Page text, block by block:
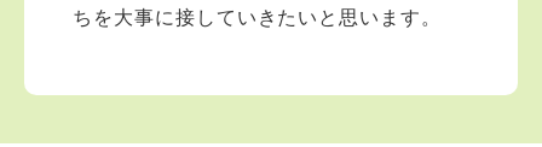
ちを大事に接していきたいと思います。